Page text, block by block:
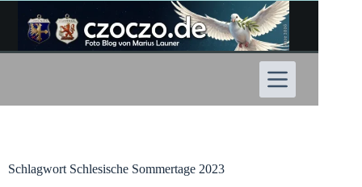
Inhalt
springen
Schlagwort Schlesische Sommertage 2023